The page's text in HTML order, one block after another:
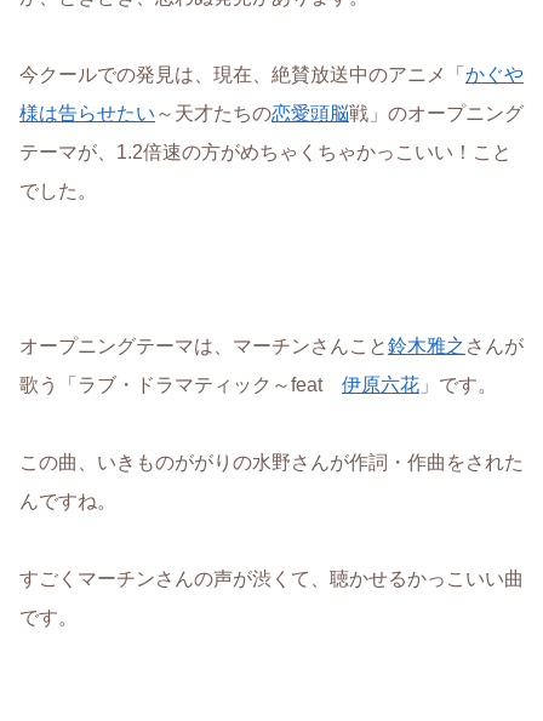
今クールでの発見は、現在、絶賛放送中のアニメ「 かぐや
様は告らせたい ～天才たちの恋愛頭脳戦」のオープニング
テーマが、1.2倍速の方がめちゃくちゃかっこいい！こと
でした。
オープニングテーマは、マーチンさんこと鈴木雅之 さんが
歌う「ラブ・ドラマティック～feat 伊原六花 」です。
この曲、いきものががりの水野さんが作詞・作曲をされた
んですね。
すごくマーチンさんの声が渋くて、聴かせるかっこいい曲
です。